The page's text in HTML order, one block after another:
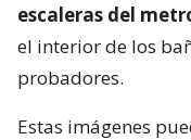
escaleras del
el interior de los
probadores.
Estas imágenes